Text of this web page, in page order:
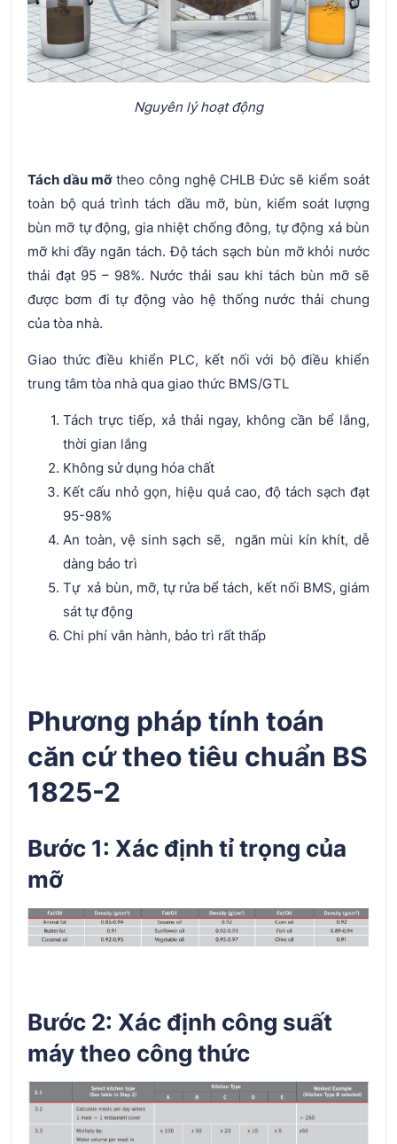
Nguyên lý hoạt động
Tách dầu mỡtheo công nghệ CHLB Đức sẽ kiểm soát
toàn bộ quá trình tách dầu mỡ, bùn, kiểm soát lượng
bùn mỡ tự động, gia nhiệt chống đông, tự động xả bùn
mỡ khi đầy ngăn tách. Độ tách sạch bùn mỡ khỏi nước
thải đạt 95 – 98%. Nước thải sau khi tách bùn mỡ sẽ
được bơm đi tự động vào hệ thống nước thải chung
của tòa nhà.
Giao thức điều khiển PLC, kết nối với bộ điều khiển
trung tâm tòa nhà qua giao thức BMS/GTL
Tách trực tiếp, xả thải ngay, không cần bể lắng,
thời gian lắng
Không sử dụng hóa chất
Kết cấu nhỏ gọn, hiệu quả cao, độ tách sạch đạt
95-98%
An toàn, vệ sinh sạch sẽ, ngăn mùi kín khít, dễ
dàng bảo trì
Tự xả bùn, mỡ, tự rửa bể tách, kết nối BMS, giám
sát tự động
Chi phí vân hành, bảo trì rất thấp
Phương pháp tính toán
căn cứ theo tiêu chuẩn BS
1825-2
Bước 1: Xác định tỉ trọng của
mỡ
Bước 2: Xác định công suất
máy theo công thức